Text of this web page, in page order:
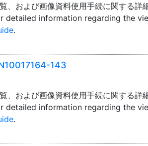
、および画像資料使用手続に関する詳
detailed information regarding the
.
143
、および画像資料使用手続に関する詳
detailed information regarding the
.